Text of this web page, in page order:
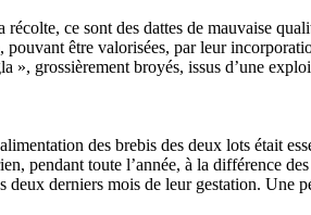
ce sont des dattes de mauvaise
, pouvant être valorisées, par leur
», grossièrement broyés, issus d’une
des brebis des deux lots était
pendant toute l’année, à la différence
derniers mois de leur gestation. Une